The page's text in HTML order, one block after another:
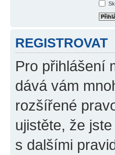
REGISTROVAT
Pro přihlášení
dává vám
rozšířené
ujistěte, že
s dalšími